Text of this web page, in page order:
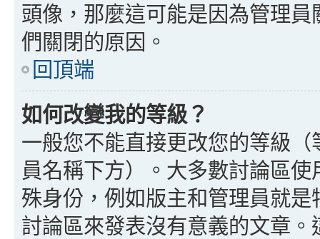
頭像，那麼這可能是因為管理
們關閉的原因。
回頂端
如何改變我的等級？
一般您不能直接更改您的等級
員名稱下方）。大多數討論區
殊身份，例如版主和管理員就
討論區來發表沒有意義的文章